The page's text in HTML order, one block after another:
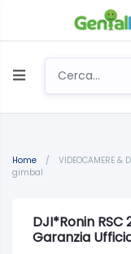
Home / VIDEOCAMERE &
gimbal
DJI*Ronin
Garanzia